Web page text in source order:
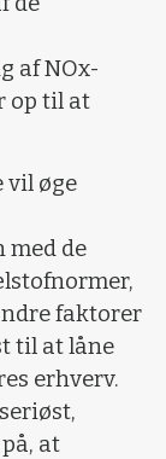
af NOx-
op til at
vil øge
med de
faktorer
til at låne
erhverv.
at